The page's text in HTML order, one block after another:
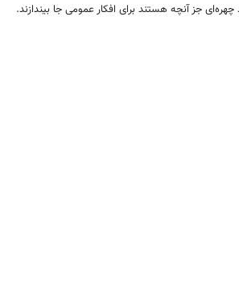
جز آنچه هستند برای افکار عمومی جا بیندازند.